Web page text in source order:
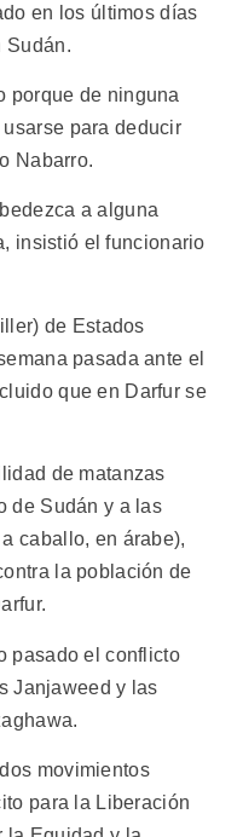
en los últimos días
Sudán.
porque de ninguna
para deducir
Nabarro.
a alguna
insistió el funcionario
de Estados
pasada ante el
que en Darfur se
de matanzas
de Sudán y a las
caballo, en árabe),
la población de
pasado el conflicto
Janjaweed y las
movimientos
para la Liberación